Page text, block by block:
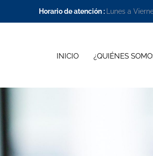
Horario de atención : Lunes a
INICIO ¿QUIÉNES